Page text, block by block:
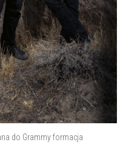
do Grammy formacja